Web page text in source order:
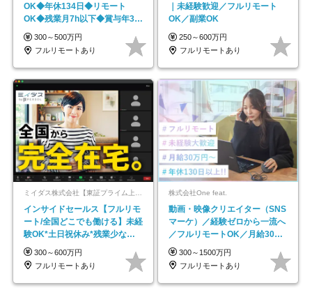
OK◆年休134日◆リモート
OK◆残業月7h以下◆賞与年3回
◆5年目まで必ず昇給
300～500万円
フルリモートあり
｜未経験歓迎／フルリモート
OK／副業OK
250～600万円
フルリモートあり
インサイドセールス【フルリモ
ート/全国どこでも働ける】未経
験OK*土日祝休み*残業少なめ*
在宅勤務手当あり
300～600万円
フルリモートあり
株式会社One feat.
動画・映像クリエイター（SNS
マーケ）／経験ゼロから一流へ
／フルリモートOK／月給30万
円～／年休130日以上
300～1500万円
フルリモートあり